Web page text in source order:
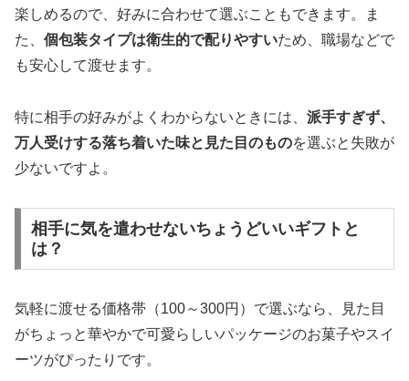
楽しめるので、好みに合わせて選ぶこともできます。ま
た、 個包装タイプは衛生的で配りやすいため、職場などで
も安心して渡せます。
特に相手の好みがよくわからないときには、 派手すぎず、
万人受けする落ち着いた味と見た目のものを選ぶと失敗が
少ないですよ。
相手に気を遣わせないちょうどいいギフトと
は？
気軽に渡せる価格帯（100～300円）で選ぶなら、見た目
がちょっと華やかで可愛らしいパッケージのお菓子やスイ
ーツがぴったりです。